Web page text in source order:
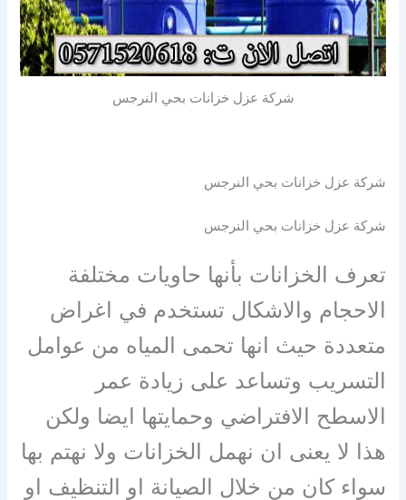
شركة عزل خزانات بحي النرجس
شركة عزل خزانات بحي النرجس
شركة عزل خزانات بحي النرجس
تعرف الخزانات بأنها حاويات مختلفة
الاحجام والاشكال تستخدم في اغراض
متعددة حيث انها تحمى المياه من عوامل
التسريب وتساعد على زيادة عمر
الاسطح الافتراضي وحمايتها ايضا ولكن
هذا لا يعنى ان نهمل الخزانات ولا نهتم بها
سواء كان من خلال الصيانة او التنظيف او